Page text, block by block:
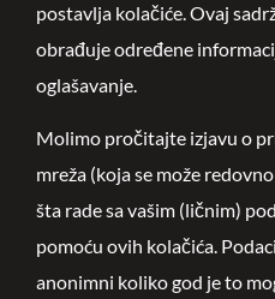
postavlja kolačiće. Ovaj
obrađuje određene
oglašavanje.
Molimo pročitajte izjavu o
mreža (koja se može
šta rade sa vašim (ličnim)
pomoću ovih kolačića.
anonimni koliko god je to